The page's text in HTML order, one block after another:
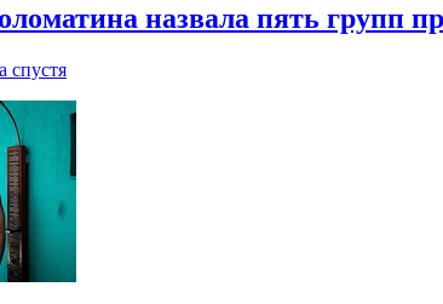
назвала пять групп
спустя